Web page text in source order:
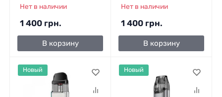
Нет в наличии
1 400 грн.
В корзину
Нет в наличии
1 400 грн.
В корзину
Новый Новый